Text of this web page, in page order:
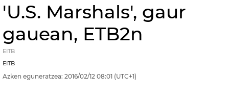
'U.S. Marshals', gaur
gauean, ETB2n
EITB
EITB
Azken eguneratzea: 2016/02/12 08:01 (UTC+1)